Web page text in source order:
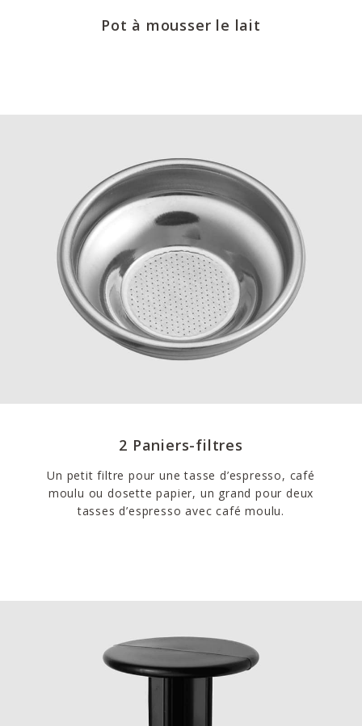
Pot à mousser le lait
2 Paniers-filtres
Un petit filtre pour une tasse d’espresso, café
moulu ou dosette papier, un grand pour deux
tasses d’espresso avec café moulu.